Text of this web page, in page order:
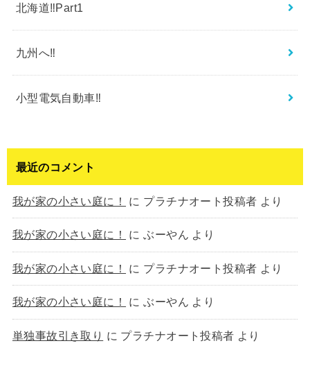
北海道‼︎Part1
九州へ‼︎
小型電気自動車‼︎
最近のコメント
我が家の小さい庭に！ に プラチナオート投稿者 より
我が家の小さい庭に！ にぶーやん より
我が家の小さい庭に！ に プラチナオート投稿者 より
我が家の小さい庭に！ にぶーやん より
単独事故引き取り に プラチナオート投稿者 より